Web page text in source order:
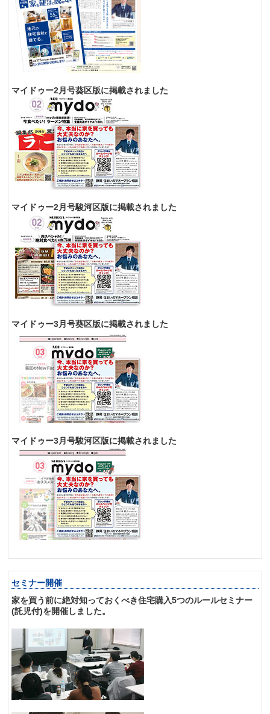
マイドゥー2月号葵区版に掲載されました
マイドゥー2月号駿河区版に掲載されました
マイドゥー3月号葵区版に掲載されました
マイドゥー3月号駿河区版に掲載されました
セミナー開催
家を買う前に絶対知っておくべき住宅購入5つのルールセミナー
(託児付)を開催しました。